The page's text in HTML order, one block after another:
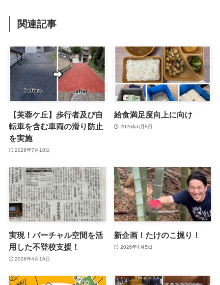
関連記事
【芙蓉ケ丘】歩行者及び自
転車を含む車両の滑り防止
を実施
2026年7月18日
給食満足度向上に向け
2026年6月8日
実現！バーチャル空間を活
用した不登校支援！
2026年4月16日
新企画！たけのこ掘り！
2026年4月5日